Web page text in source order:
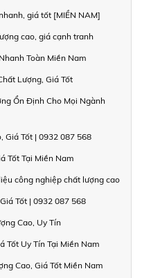
giá tốt [MIỀN NAM]
cao, giá cạnh tranh
Toàn Miền Nam
Lượng, Giá Tốt
Ổn Định Cho Mọi Ngành
Giá Tốt | 0932 087 568
Tốt Tại Miền Nam
công nghiệp chất lượng cao
Tốt | 0932 087 568
Cao, Uy Tín
Tốt Uy Tín Tại Miền Nam
Cao, Giá Tốt Miền Nam